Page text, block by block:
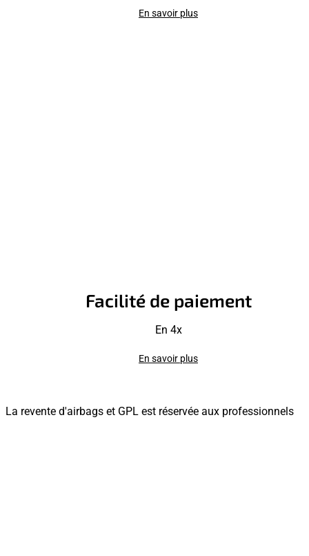
En savoir plus
Facilité de paiement
En 4x
En savoir plus
La revente d'airbags et GPL est réservée aux professionnels